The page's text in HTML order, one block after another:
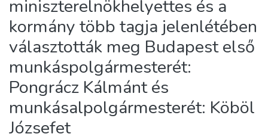
miniszterelnökhelyettes és a
kormány több tagja jelenlétében
választották meg Budapest első
munkáspolgármesterét:
Pongrácz Kálmánt és
munkásalpolgármesterét: Köböl
Józsefet